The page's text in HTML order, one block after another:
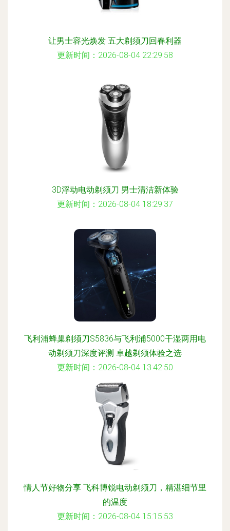
让男士容光焕发 五大剃须刀回春利器
更新时间：2026-08-04 22:29:58
3D浮动电动剃须刀 男士清洁新体验
更新时间：2026-08-04 18:29:37
飞利浦蜂巢剃须刀S5836与飞利浦5000干湿两用电
动剃须刀深度评测 卓越剃须体验之选
更新时间：2026-08-04 13:42:50
情人节好物分享 飞科博锐电动剃须刀，精湛细节里
的温度
更新时间：2026-08-04 15:15:53